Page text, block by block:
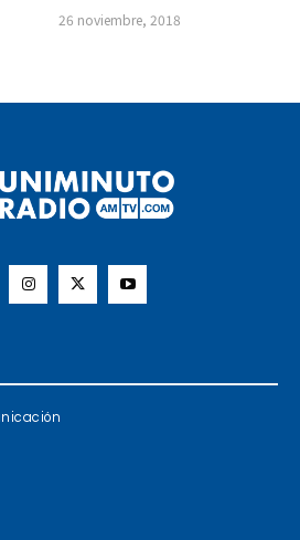
26 noviembre, 2018